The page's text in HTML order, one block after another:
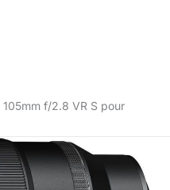
f/2.8 VR S pour